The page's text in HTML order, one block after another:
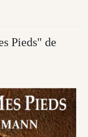
Pieds" de